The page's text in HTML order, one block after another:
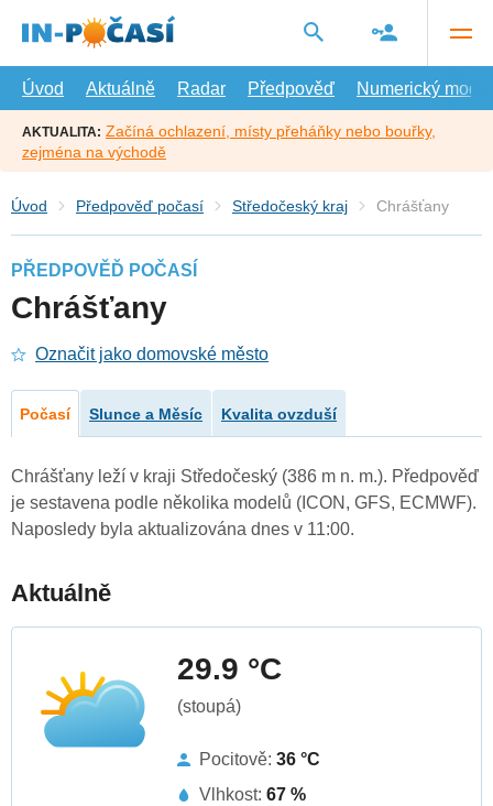
hlavní
Úvod
Aktuálně Radar Předpověď Numerický model
AKTUALITA: Začíná ochlazení, místy přeháňky nebo bouřky,
zejména na východě
Úvod Předpověď počasí Středočeský kraj Chrášťany
PŘEDPOVĚĎ POČASÍ
Chrášťany
Označit jako domovské město
Počasí Slunce a Měsíc Kvalita ovzduší
Chrášťany leží v kraji Středočeský (386 m n. m.). Předpověď
je sestavena podle několika modelů (ICON, GFS, ECMWF).
Naposledy byla aktualizována dnes v 11:00.
Aktuálně
29.9 °C
(stoupá)
Pocitově: 36 °C
Vlhkost: 67 %